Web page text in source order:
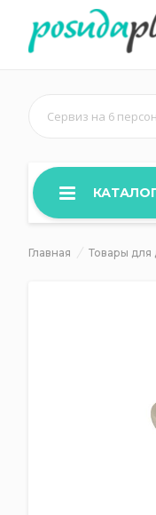
Сервиз на 6 персон
Главная Товары для